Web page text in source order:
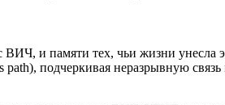
и памяти тех, чьи жизни
path), подчеркивая неразрывную